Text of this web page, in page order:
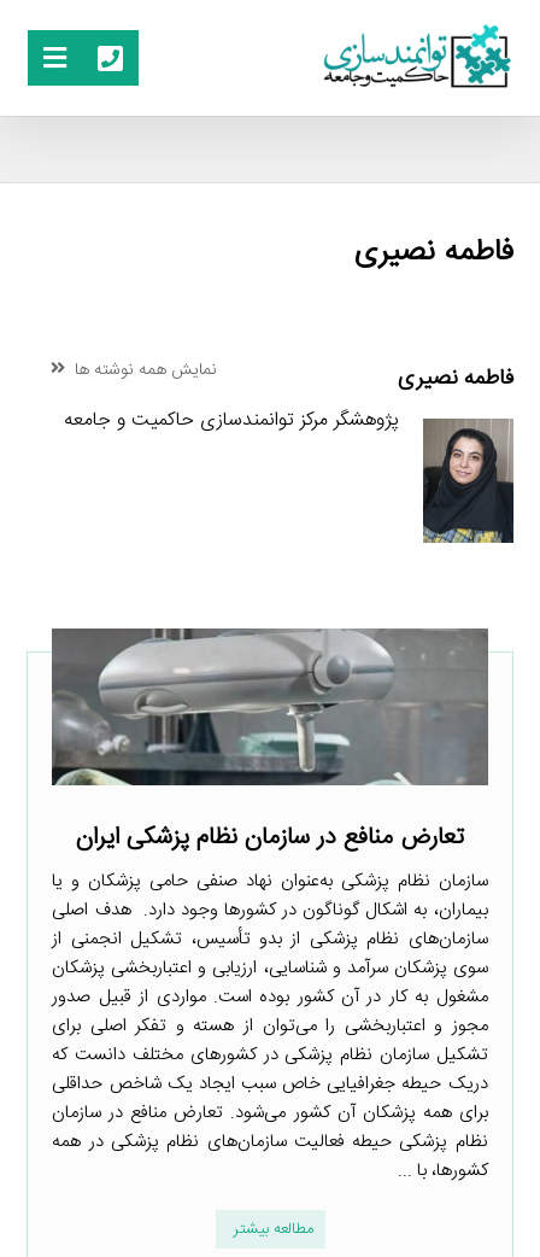
فاطمه نصیری
فاطمه نصیری نمایش همه نوشته ها
پژوهشگر مرکز توانمندسازی حاکمیت و جامعه
تعارض منافع در سازمان نظام پزشکی ایران
سازمان نظام پزشکی به‌عنوان نهاد صنفی حامی پزشکان و یا
بیماران، به اشکال گوناگون در کشورها وجود دارد. هدف اصلی
سازمان‌های نظام پزشکی از بدو تأسیس، تشکیل انجمنی از
سوی پزشکان سرآمد و شناسایی، ارزیابی و اعتباربخشی پزشکان
مشغول به کار در آن کشور بوده است. مواردی از قبیل صدور
مجوز و اعتباربخشی را می‌توان از هسته و تفکر اصلی برای
تشکیل سازمان نظام پزشکی در کشورهای مختلف دانست که
دریک حیطه جغرافیایی خاص سبب ایجاد یک شاخص حداقلی
برای همه پزشکان آن کشور می‌شود. تعارض منافع در سازمان
نظام پزشکی حیطه فعالیت سازمان‌های نظام پزشکی در همه
کشورها، با ...
مطالعه بیشتر